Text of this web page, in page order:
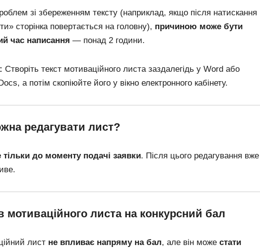
зі збереженням тексту (наприклад, якщо після натискання
сторінка повертається на головну), причиною може бути
час написання — понад 2 години.
Створіть текст мотиваційного листа заздалегідь у Word або
а потім скопіюйте його у вікно електронного кабінету.
редагувати лист?
тільки до моменту подачі заявки. Після цього редагування вже
мотиваційного листа на конкурсний бал
лист не впливає напряму на бал, але він може стати